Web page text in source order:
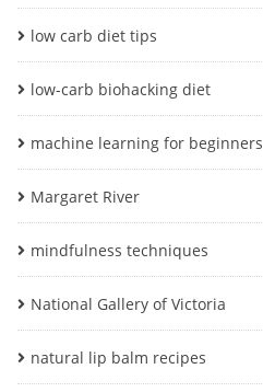
low carb diet tips
low-carb biohacking diet
machine learning for beginners
Margaret River
mindfulness techniques
National Gallery of Victoria
natural lip balm recipes